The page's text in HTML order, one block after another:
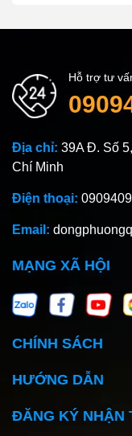
Hỗ trợ tư
Địa chỉ: 39A Đ. Số
Chí Minh
Điện thoại:
Email:
MẠNG XÃ HỘI
CHÍNH SÁCH
HƯỚNG DẪN
ĐĂNG KÝ NHẬN